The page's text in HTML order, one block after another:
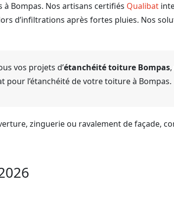
à Bompas. Nos artisans certifiés Qualibat
d’infiltrations après fortes pluies. Nos
vos projets d’étanchéité toiture Bompas
pour l’étanchéité de votre toiture à Bompas.
zinguerie ou ravalement de façade,